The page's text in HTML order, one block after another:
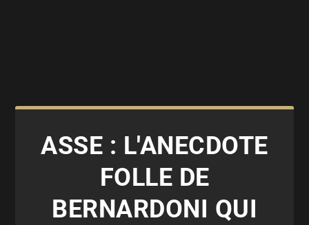
ASSE : L'ANECDOTE
FOLLE DE
BERNARDONI QUI